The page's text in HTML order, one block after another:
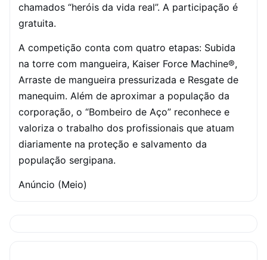
chamados “heróis da vida real”. A participação é
gratuita.
A competição conta com quatro etapas: Subida
na torre com mangueira, Kaiser Force Machine®,
Arraste de mangueira pressurizada e Resgate de
manequim. Além de aproximar a população da
corporação, o “Bombeiro de Aço” reconhece e
valoriza o trabalho dos profissionais que atuam
diariamente na proteção e salvamento da
população sergipana.
Anúncio (Meio)